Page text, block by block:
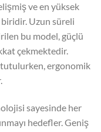
ve en yüksek
Uzun süreli
bu model, güçlü
çekmektedir.
tutulurken, ergonomik
sayesinde her
hedefler. Geniş